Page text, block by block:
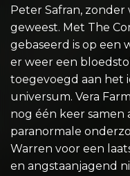
Peter Safran, zonder
geweest. Met The
gebaseerd is op een
er weer een
toegevoegd aan het
universum. Vera
nog één keer samen
paranormale
Warren voor een
en angstaanjagend